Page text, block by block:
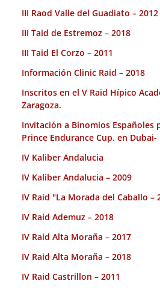
III Raod Valle del Guadiato – 2012
III Taid de Estremoz – 2018
III Taid El Corzo – 2011
Información Clinic Raid – 2018
Inscritos en el V Raid Hípico
Zaragoza.
Invitación a Binomios Españoles
Prince Endurance Cup. en Dubai-
IV Kaliber Andalucia
IV Kaliber Andalucia – 2009
IV Raid "La Morada del Caballo –
IV Raid Ademuz – 2018
IV Raid Alta Moraña – 2017
IV Raid Alta Moraña – 2018
IV Raid Castrillon – 2011